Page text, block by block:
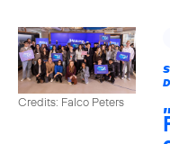
Credits: Falco Peters